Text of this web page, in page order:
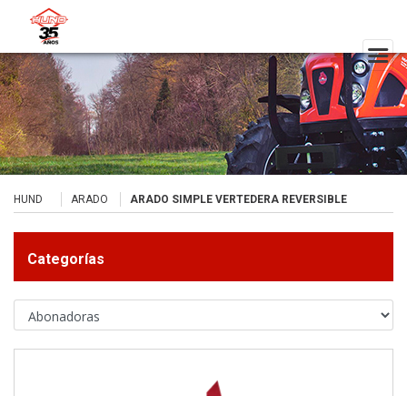
HUND ARADO ARADO SIMPLE VERTEDERA REVERSIBLE
Categorías